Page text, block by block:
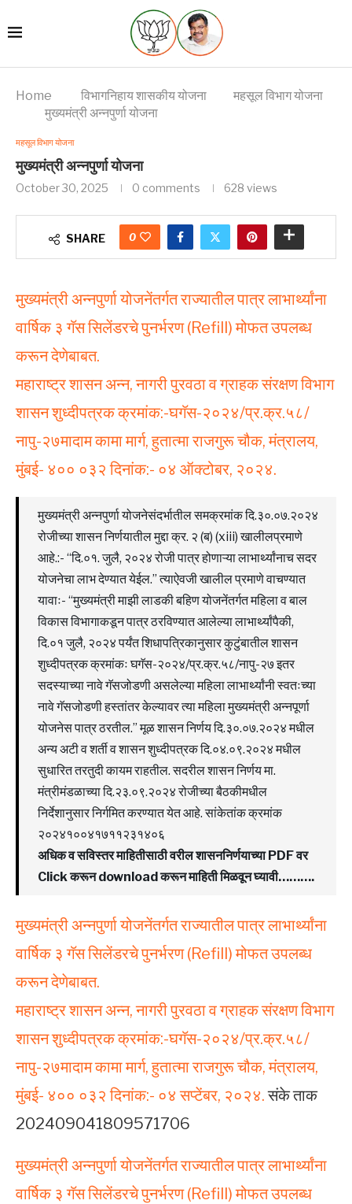
Home विभागनिहाय शासकीय योजना
महसूल विभाग योजना
मुख्यमंत्री अन्नपुर्णा योजना
महसूल विभाग योजना
मुख्यमंत्री अन्नपुर्णा योजना
October 30, 2025 0 comments 628 views
SHARE 0
मुख्यमंत्री अन्नपुर्णा योजनेंतर्गत राज्यातील पात्र लाभार्थ्यांना
वार्षिक ३ गॅस सिलेंडरचे पुनर्भरण (Refill) मोफत उपलब्ध
करून देणेबाबत.
महाराष्ट्र शासन अन्न, नागरी पुरवठा व ग्राहक संरक्षण विभाग
शासन शुध्दीपत्रक क्रमांक:-घगॅस-२०२४/प्र.क्र.५८/
नापु-२७मादाम कामा मार्ग, हुतात्मा राजगुरू चौक, मंत्रालय,
मुंबई- ४०० ०३२ दिनांक:- ०४ ऑक्टोबर, २०२४.
मुख्यमंत्री अन्नपुर्णा योजनेसंदर्भातील समक्रमांक दि.३०.०७.२०२४
रोजीच्या शासन निर्णयातील मुद्दा क्र. २ (ब) (xiii) खालीलप्रमाणे
आहे.:- “दि.०१. जुलै, २०२४ रोजी पात्र होणाऱ्या लाभार्थ्यांनाच सदर
योजनेचा लाभ देण्यात येईल.” त्याऐवजी खालील प्रमाणे वाचण्यात
यावाः- “मुख्यमंत्री माझी लाडकी बहिण योजनेंतर्गत महिला व बाल
विकास विभागाकडून पात्र ठरविण्यात आलेल्या लाभार्थ्यांपैकी,
दि.०१ जुलै, २०२४ पर्यंत शिधापत्रिकानुसार कुटुंबातील शासन
शुध्दीपत्रक क्रमांकः घगॅस-२०२४/प्र.क्र.५८/नापु-२७ इतर
सदस्याच्या नावे गॅसजोडणी असलेल्या महिला लाभार्थ्यांनी स्वतःच्या
नावे गॅसजोडणी हस्तांतर केल्यावर त्या महिला मुख्यमंत्री अन्नपूर्णा
योजनेस पात्र ठरतील.” मूळ शासन निर्णय दि.३०.०७.२०२४ मधील
अन्य अटी व शर्ती व शासन शुध्दीपत्रक दि.०४.०९.२०२४ मधील
सुधारित तरतुदी कायम राहतील. सदरील शासन निर्णय मा.
मंत्रीमंडळाच्या दि.२३.०९.२०२४ रोजीच्या बैठकीमधील
निर्देशानुसार निर्गमित करण्यात येत आहे. सांकेतांक क्रमांक
२०२४१००४१७११२३१४०६
अधिक व सविस्तर माहितीसाठी वरील शासननिर्णयाच्या PDF वर
Click करून download करून माहिती मिळवून घ्यावी……….
मुख्यमंत्री अन्नपुर्णा योजनेंतर्गत राज्यातील पात्र लाभार्थ्यांना
वार्षिक ३ गॅस सिलेंडरचे पुनर्भरण (Refill) मोफत उपलब्ध
करून देणेबाबत.
महाराष्ट्र शासन अन्न, नागरी पुरवठा व ग्राहक संरक्षण विभाग
शासन शुध्दीपत्रक क्रमांक:-घगॅस-२०२४/प्र.क्र.५८/
नापु-२७मादाम कामा मार्ग, हुतात्मा राजगुरू चौक, मंत्रालय,
मुंबई- ४०० ०३२ दिनांक:- ०४ सप्टेंबर, २०२४.संके ताक
202409041809571706
मुख्यमंत्री अन्नपुर्णा योजनेंतर्गत राज्यातील पात्र लाभार्थ्यांना
वार्षिक ३ गॅस सिलेंडरचे पुनर्भरण (Refill) मोफत उपलब्ध